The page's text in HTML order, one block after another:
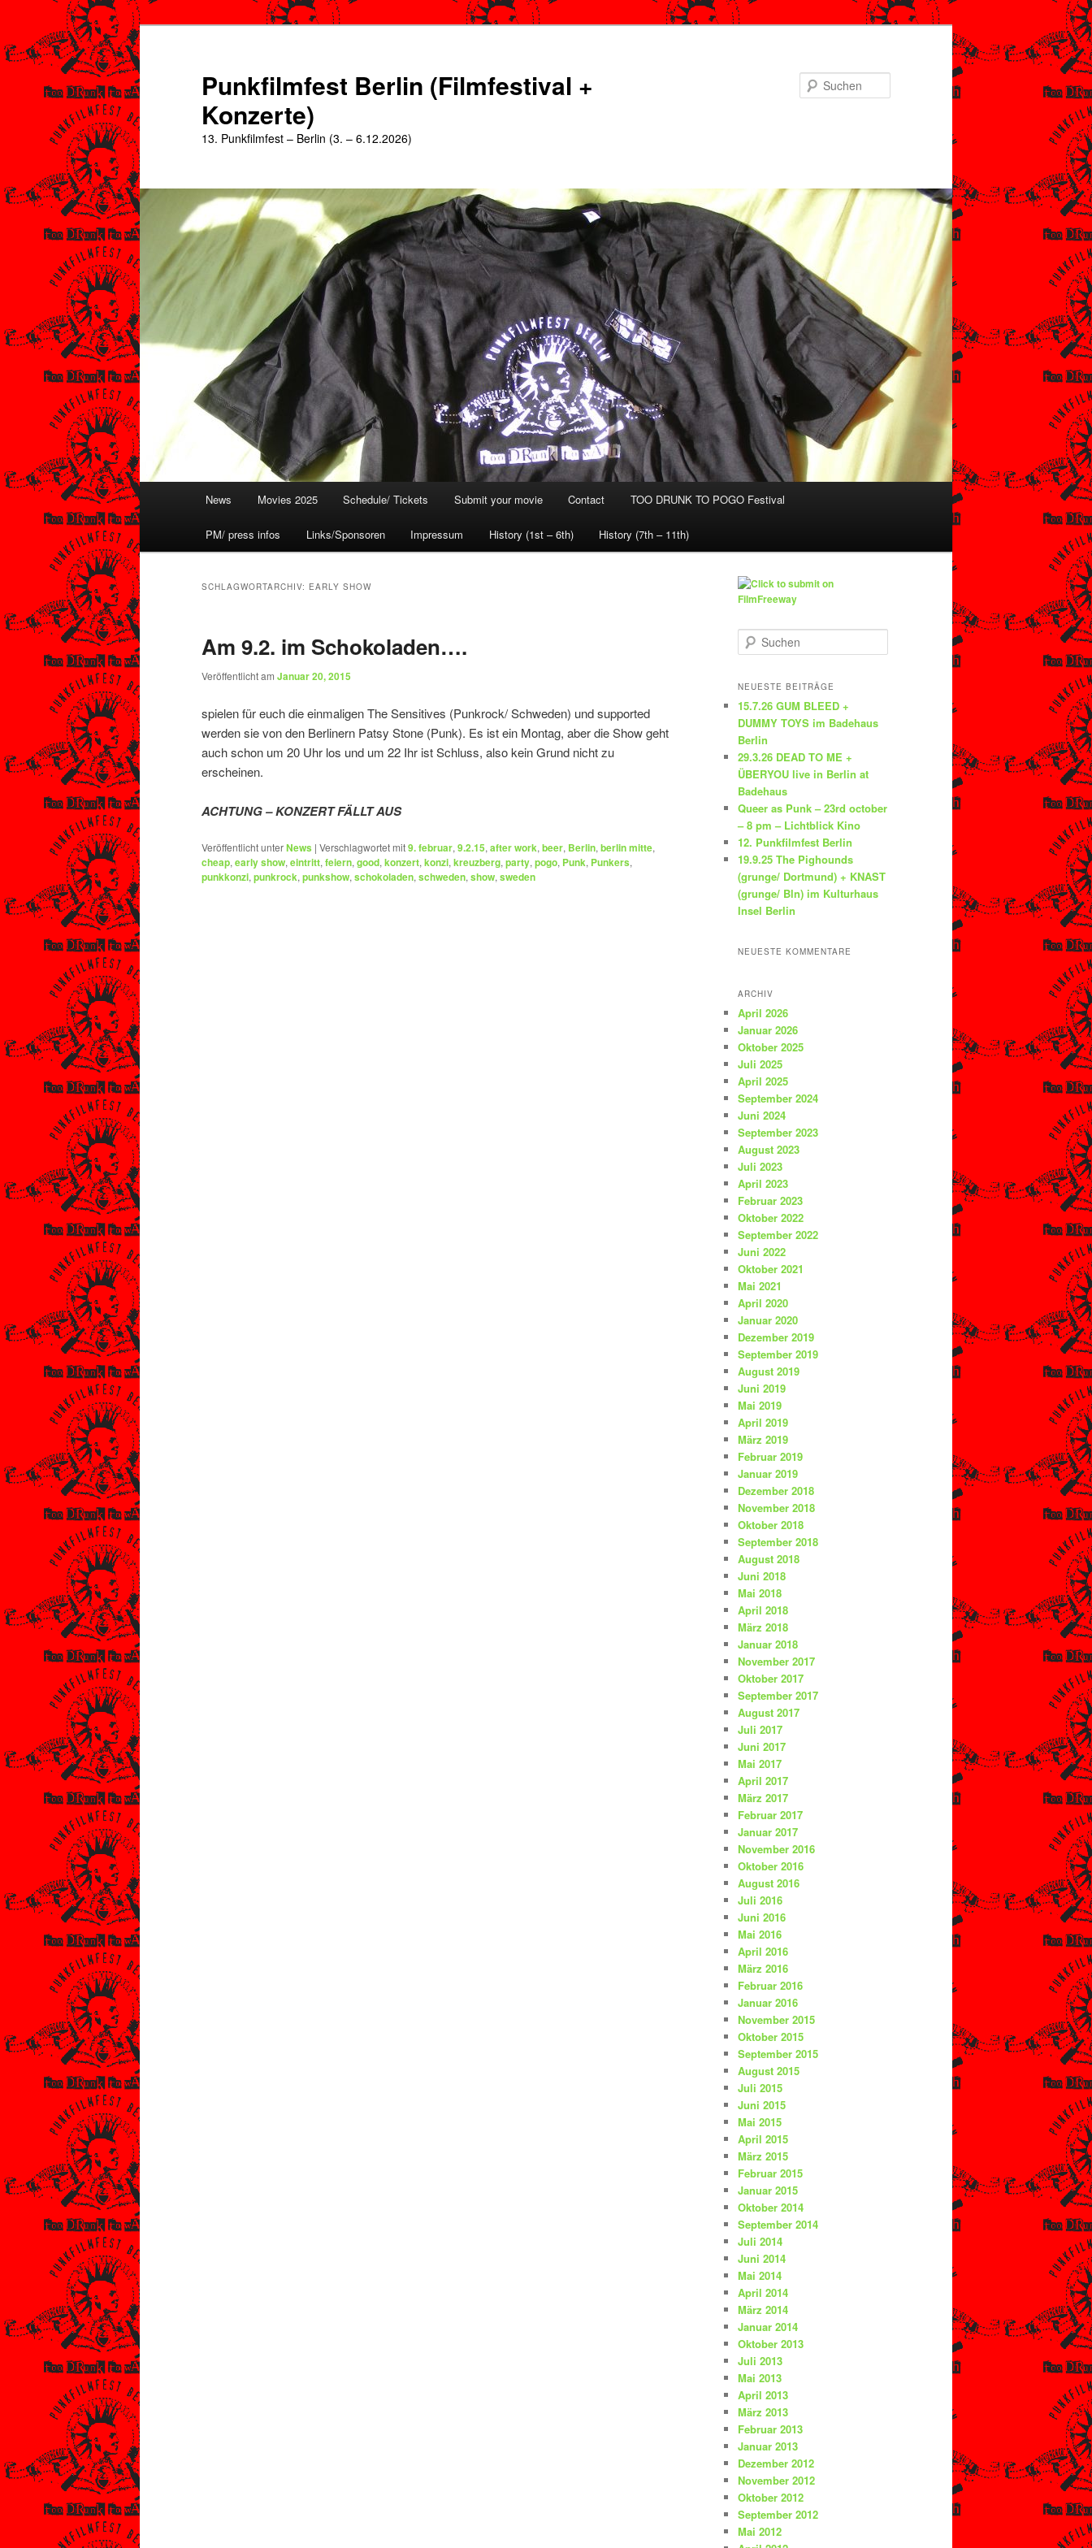
primären
springen
sekundären
springen
Punkfilmfest Berlin (Filmfestival +
Konzerte)
13. Punkfilmfest – Berlin (3. – 6.12.2026)
News Movies 2025 Schedule/ Tickets Submit your movie Contact TOO DRUNK TO POGO Festival
PM/ press infos Links/Sponsoren Impressum History (1st – 6th) History (7th – 11th)
SCHLAGWORTARCHIV: EARLY SHOW
Am 9.2. im Schokoladen….
Veröffentlicht am Januar 20, 2015
spielen für euch die einmaligen The Sensitives (Punkrock/ Schweden) und supported
werden sie von den Berlinern Patsy Stone (Punk). Es ist ein Montag, aber die Show geht
auch schon um 20 Uhr los und um 22 Ihr ist Schluss, also kein Grund nicht zu
erscheinen.
ACHTUNG – KONZERT FÄLLT AUS
Veröffentlicht unterNews | Verschlagwortet mit9. februar, 9.2.15, after work, beer, Berlin, berlin mitte,
cheap, early show, eintritt, feiern, good, konzert, konzi, kreuzberg, party, pogo, Punk, Punkers,
punkkonzi, punkrock, punkshow, schokoladen, schweden, show, sweden
u
h
n
NEUESTE BEITRÄGE
15.7.26 GUM BLEED +
DUMMY TOYS im Badehaus
Berlin
29.3.26 DEAD TO ME +
ÜBERYOU live in Berlin at
Badehaus
Queer as Punk – 23rd october
– 8 pm – Lichtblick Kino
12. Punkfilmfest Berlin
19.9.25 The Pighounds
(grunge/ Dortmund) + KNAST
(grunge/ Bln) im Kulturhaus
Insel Berlin
NEUESTE KOMMENTARE
ARCHIV
April 2026
Januar 2026
Oktober 2025
Juli 2025
April 2025
September 2024
Juni 2024
September 2023
August 2023
Juli 2023
April 2023
Februar 2023
Oktober 2022
September 2022
Juni 2022
Oktober 2021
Mai 2021
April 2020
Januar 2020
Dezember 2019
September 2019
August 2019
Juni 2019
Mai 2019
April 2019
März 2019
Februar 2019
Januar 2019
Dezember 2018
November 2018
Oktober 2018
September 2018
August 2018
Juni 2018
Mai 2018
April 2018
März 2018
Januar 2018
November 2017
Oktober 2017
September 2017
August 2017
Juli 2017
Juni 2017
Mai 2017
April 2017
März 2017
Februar 2017
Januar 2017
November 2016
Oktober 2016
August 2016
Juli 2016
Juni 2016
Mai 2016
April 2016
März 2016
Februar 2016
Januar 2016
November 2015
Oktober 2015
September 2015
August 2015
Juli 2015
Juni 2015
Mai 2015
April 2015
März 2015
Februar 2015
Januar 2015
Oktober 2014
September 2014
Juli 2014
Juni 2014
Mai 2014
April 2014
März 2014
Januar 2014
Oktober 2013
Juli 2013
Mai 2013
April 2013
März 2013
Februar 2013
Januar 2013
Dezember 2012
November 2012
Oktober 2012
September 2012
Mai 2012